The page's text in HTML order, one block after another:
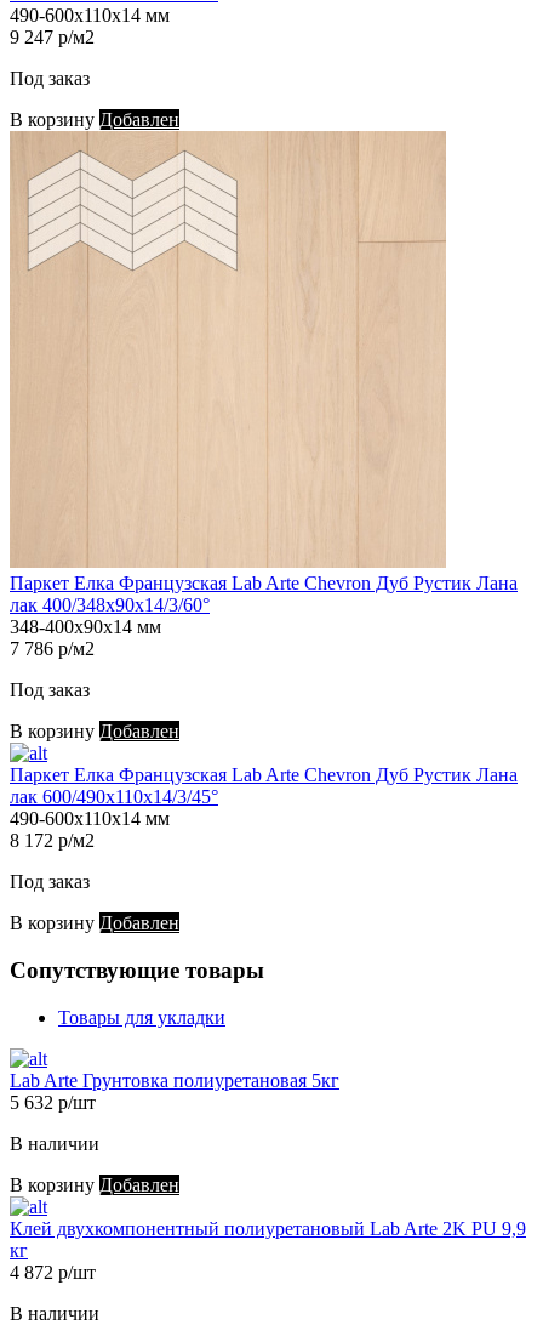
490-600х110х14 мм
9 247 р/м2
Под заказ
В корзину Добавлен
Паркет Елка Французская Lab Arte Chevron Дуб Рустик Лана
лак 400/348х90х14/3/60°
348-400х90х14 мм
7 786 р/м2
Под заказ
В корзину Добавлен
Паркет Елка Французская Lab Arte Chevron Дуб Рустик Лана
лак 600/490х110х14/3/45°
490-600х110х14 мм
8 172 р/м2
Под заказ
В корзину Добавлен
Сопутствующие товары
Товары для укладки
Lab Arte Грунтовка полиуретановая 5кг
5 632 р/шт
В наличии
В корзину Добавлен
Клей двухкомпонентный полиуретановый Lab Arte 2K PU 9,9
кг
4 872 р/шт
В наличии